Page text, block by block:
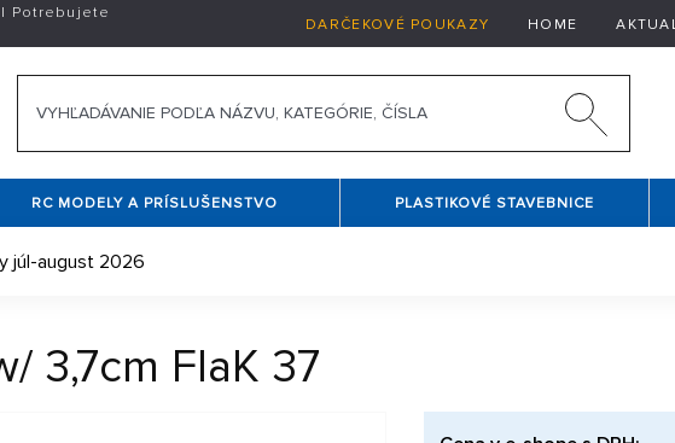
| Potrebujete
DARČEKOVÉ POUKAZY HOME
RC MODELY A PRÍSLUŠENSTVO PLASTIKOVÉ STAVEBNICE
júl-august 2026
3,7cm FlaK 37